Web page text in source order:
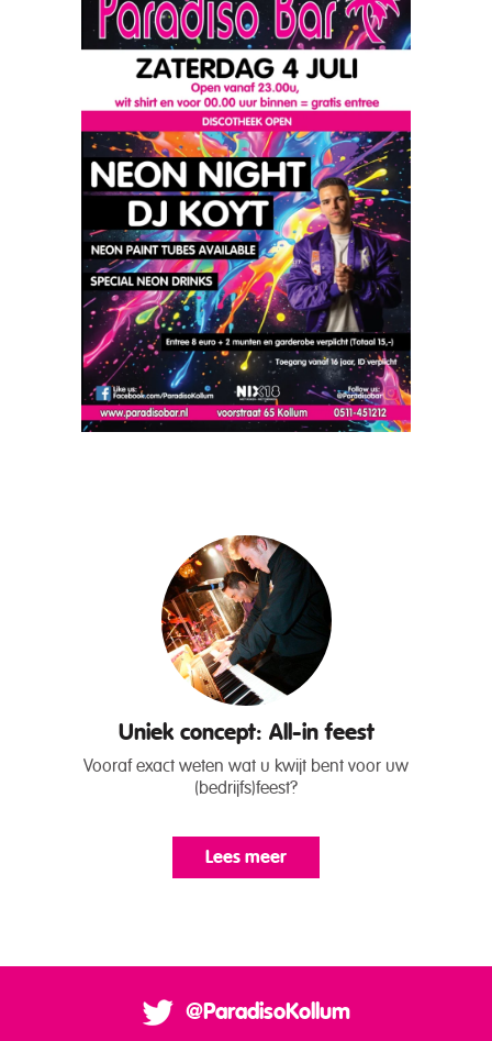
Uniek concept: All-in feest
Vooraf exact weten wat u kwijt bent voor uw
(bedrijfs)feest?
Lees meer
@ParadisoKollum